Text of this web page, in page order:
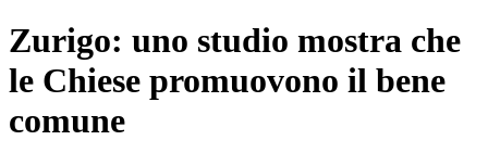
Zurigo: uno studio mostra che
le Chiese promuovono il bene
comune